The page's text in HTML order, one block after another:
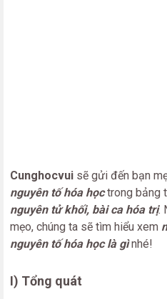
Cunghocvui sẽ gửi đến bạn
nguyên tố hóa họctrong bảng
nguyên tử khối, bài ca hóa trị.
mẹo, chúng ta sẽ tìm hiểu xem
nguyên tố hóa học là gìnhé!
I) Tổng quát